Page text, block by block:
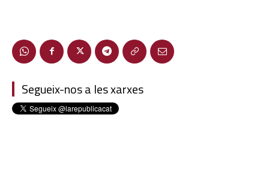
Segueix-nos a les xarxes